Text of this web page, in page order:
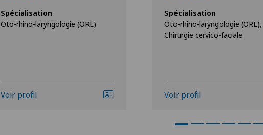
Spécialisation
Oto-rhino-laryngologie (ORL)
Voir profil
Spécialisation
Oto-rhino-laryngologie (ORL),
Chirurgie cervico-faciale
Voir profil